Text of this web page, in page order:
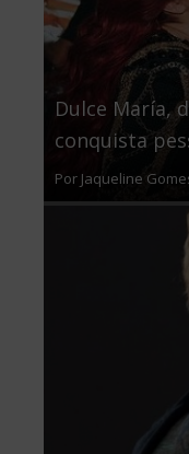
Dulce María,
conquista
Por Jaqueline